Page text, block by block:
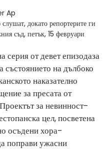
докато репортерите ги
съд, петък, 15 февруари
серия от девет епизодаза
състоянието на дълбоко
наказателно
за пресата от
за невинност-
цел, посветена
осъдени хора-
поправи ужасни